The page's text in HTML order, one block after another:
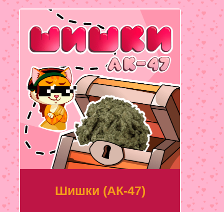
Шишки (АК-47)